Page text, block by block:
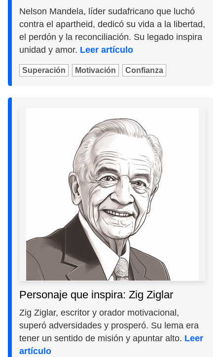
Nelson Mandela, líder sudafricano que luchó
contra el apartheid, dedicó su vida a la libertad,
el perdón y la reconciliación. Su legado inspira
unidad y amor. Leer artículo
Superación Motivación Confianza
Personaje que inspira: Zig Ziglar
Zig Ziglar, escritor y orador motivacional,
superó adversidades y prosperó. Su lema era
tener un sentido de misión y apuntar alto. Leer
artículo